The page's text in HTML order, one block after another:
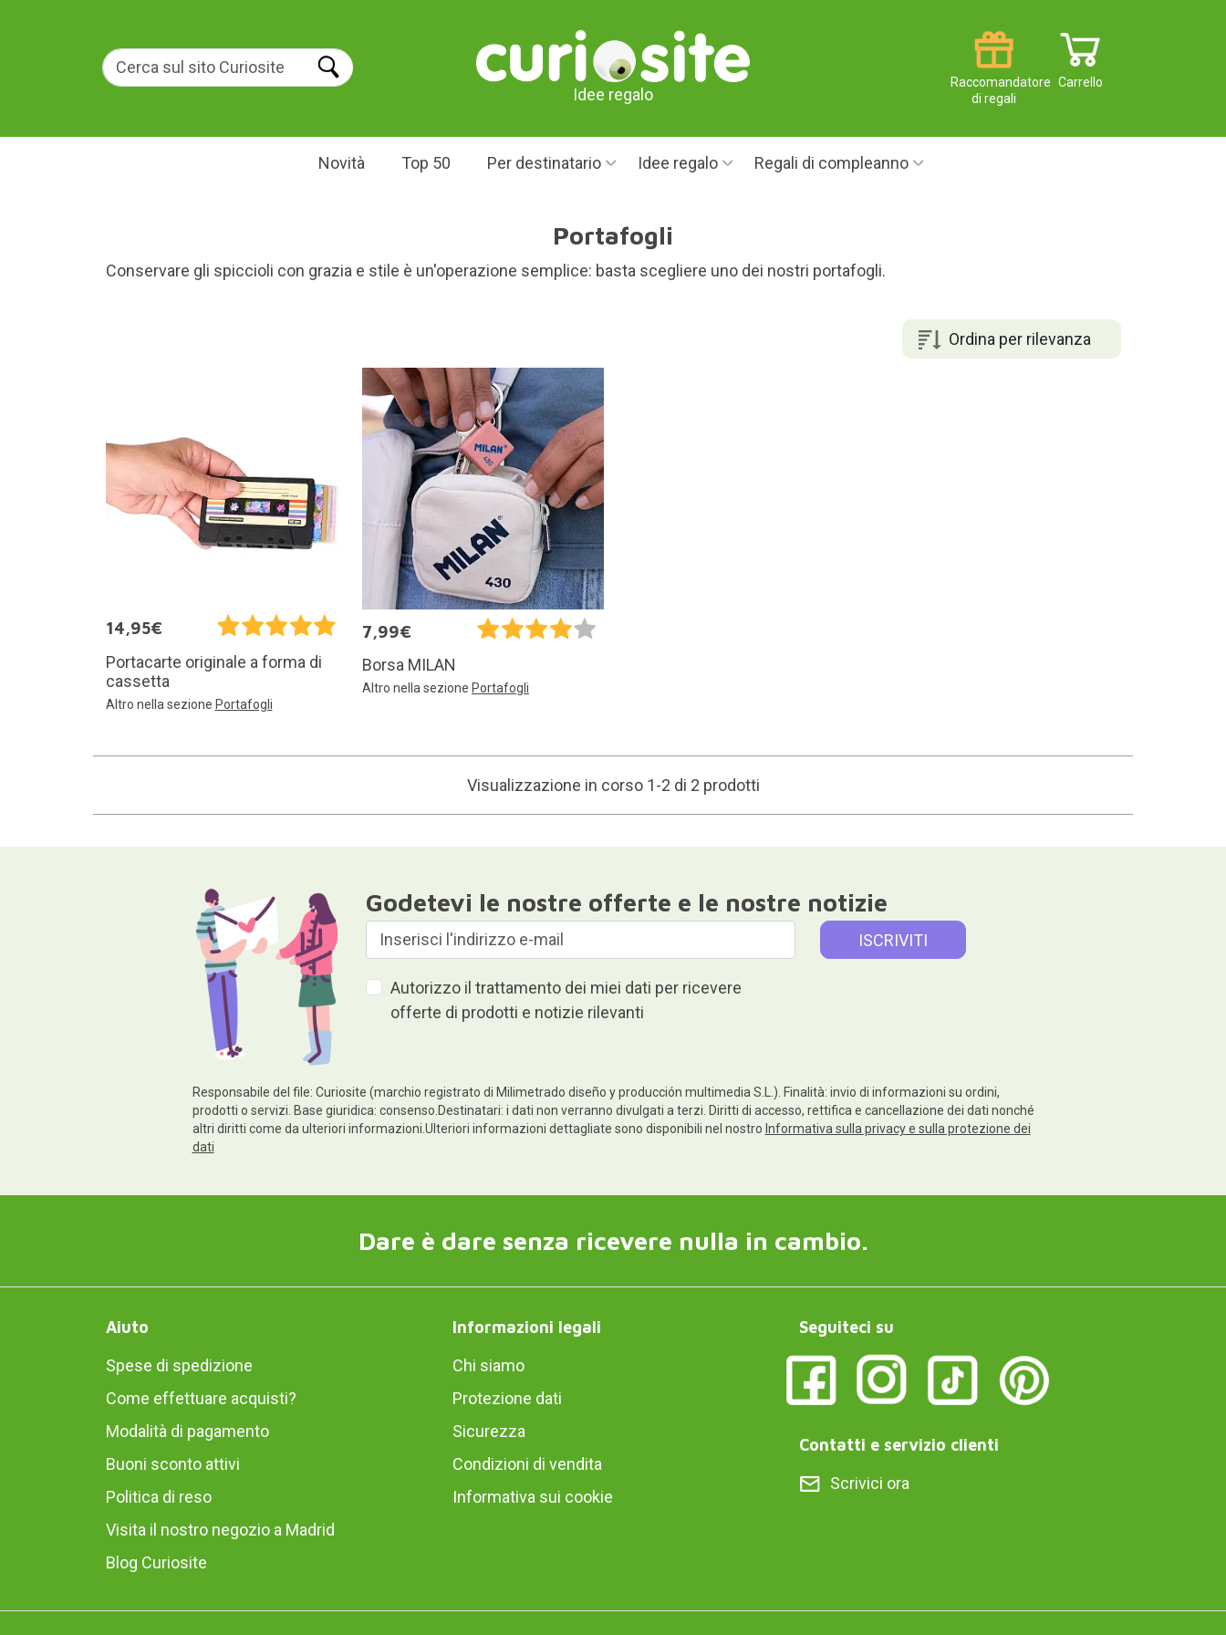
Idee regalo
Carrello
Raccomandatore
di regali
Novità Top 50 Per destinatario Idee regalo Regali di compleanno
Portafogli
Conservare gli spiccioli con grazia e stile è un'operazione semplice: basta scegliere uno dei nostri portafogli.
Ordina per rilevanza
14,95€
Portacarte originale a forma di
cassetta
Altro nella sezione Portafogli
7,99€
Borsa MILAN
Altro nella sezione Portafogli
Visualizzazione in corso 1-2 di 2 prodotti
Godetevi le nostre offerte e le nostre notizie
Autorizzo il trattamento dei miei dati per ricevere
offerte di prodotti e notizie rilevanti
Responsabile del file: Curiosite (marchio registrato di Milimetrado diseño y producción multimedia S.L.). Finalità: invio di informazioni su ordini,
prodotti o servizi. Base giuridica: consenso.Destinatari: i dati non verranno divulgati a terzi. Diritti di accesso, rettifica e cancellazione dei dati nonché
altri diritti come da ulteriori informazioni.Ulteriori informazioni dettagliate sono disponibili nel nostro Informativa sulla privacy e sulla protezione dei
dati
Dare è dare senza ricevere nulla in cambio.
Aiuto
Spese di spedizione
Come effettuare acquisti?
Modalità di pagamento
Buoni sconto attivi
Politica di reso
Visita il nostro negozio a Madrid
Blog Curiosite
Informazioni legali
Chi siamo
Protezione dati
Sicurezza
Condizioni di vendita
Informativa sui cookie
Seguiteci su
Contatti e servizio clienti
Scrivici ora